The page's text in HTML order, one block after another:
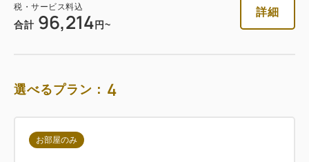
96,214円
詳細 今すぐ予約
税・サービス料込
合計 96,214 円~
詳細
選べるプラン： 4
お部屋のみ